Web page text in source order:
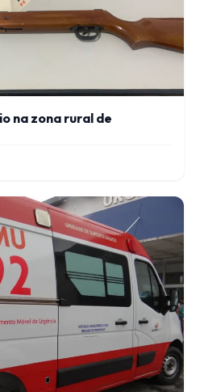
na zona rural de